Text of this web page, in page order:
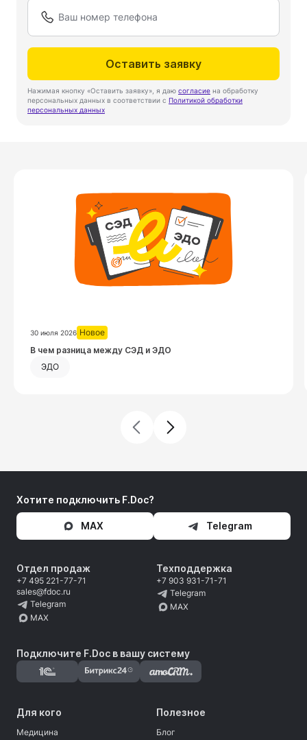
Оставить заявку
Нажимая кнопку «Оставить заявку», я даю согласие на обработку
персональных данных в соответствии с Политикой обработки
персональных данных
30 июля 2026 Новое
В чем разница между СЭД и ЭДО
ЭДО
Посмотреть запись
Хотите подключить F.Doc?
MAX Telegram
Подключите F.Doc в вашу систему
Отдел продаж
+7 495 221-77-71
sales@fdoc.ru
Telegram
MAX
Техподдержка
+7 903 931-71-71
Telegram
MAX
Для кого
Медицина
Полезное
Блог